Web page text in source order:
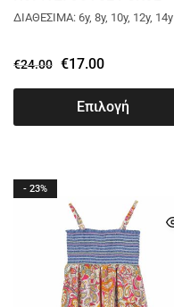
ΑΣΠΡΟ 2645625
ΔΙΑΘΕΣΙΜΑ: 6y, 8y, 10y, 12y, 14y
€24.00 €17.00
Επιλογή
- 23%